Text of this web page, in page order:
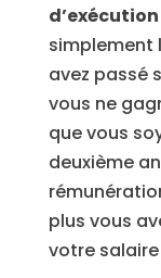
simplement
avez passé
vous ne
que vous
deuxième
plus vous
votre